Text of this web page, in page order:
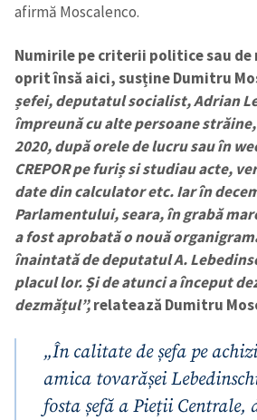
in English
на
afirmă Moscalenco.
Numirile pe criterii politice sau de
oprit însă aici, susține Dumitru
șefei, deputatul socialist, Adrian
împreună cu alte persoane
2020, după orele de lucru sau în
CREPOR pe furiș si studiau acte,
date din calculator etc. Iar în
Parlamentului, seara, în grabă
a fost aprobată o nouă
înaintată de deputatul A.
placul lor. Și de atunci a început
dezmățul”,relatează Dumitru
„În calitate de șefa pe
amica tovarășei
fosta șefă a Pieții Centrale,